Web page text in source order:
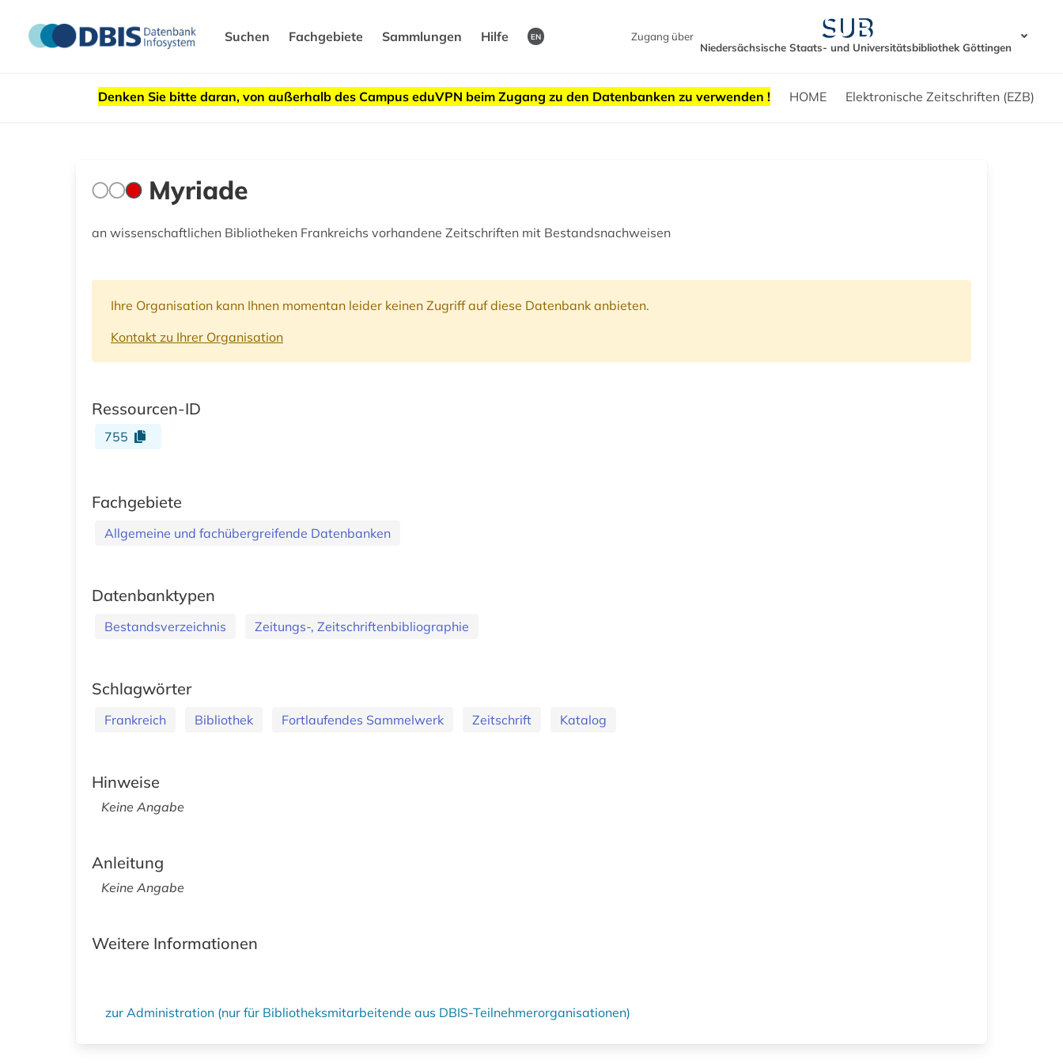
Suchen Fachgebiete Sammlungen Hilfe EN
Zugang über
Niedersächsische Staats- und Universitätsbibliothek Göttingen
Denken Sie bitte daran, von außerhalb des Campus eduVPN beim Zugang zu den Datenbanken zu verwenden ! HOME Elektronische Zeitschriften (EZB)
Myriade
an wissenschaftlichen Bibliotheken Frankreichs vorhandene Zeitschriften mit Bestandsnachweisen
Ihre Organisation kann Ihnen momentan leider keinen Zugriff auf diese Datenbank anbieten.
Kontakt zu Ihrer Organisation
Ressourcen-ID
755
Fachgebiete
Allgemeine und fachübergreifende Datenbanken
Datenbanktypen
Bestandsverzeichnis Zeitungs-, Zeitschriftenbibliographie
Schlagwörter
Frankreich Bibliothek Fortlaufendes Sammelwerk Zeitschrift Katalog
Hinweise
Keine Angabe
Anleitung
Keine Angabe
Weitere Informationen
zur Administration (nur für Bibliotheksmitarbeitende aus DBIS-Teilnehmerorganisationen)